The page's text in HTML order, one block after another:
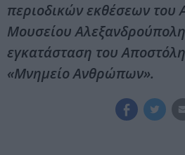
περιοδικών εκθέσεων του
Μουσείου
εγκατάσταση του
«Μνημείο Ανθρώπων».